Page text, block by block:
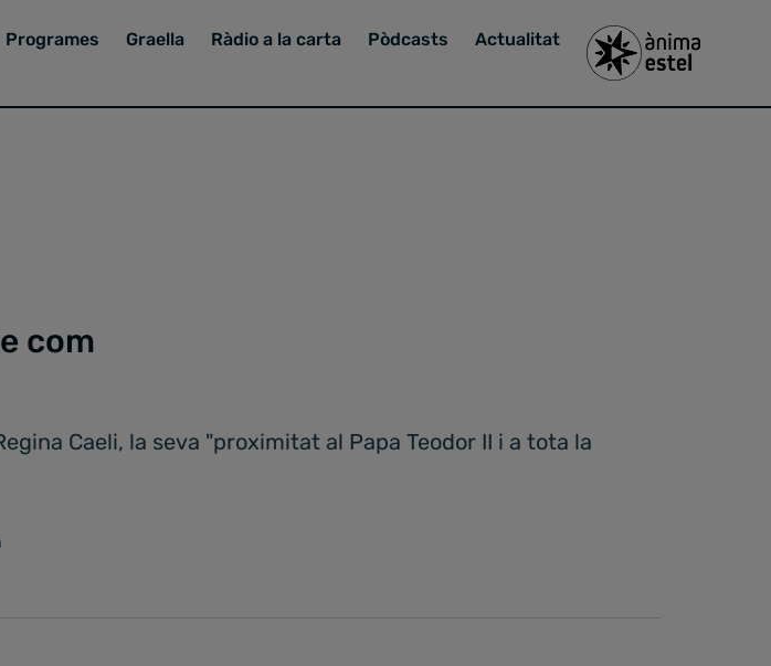
Programes Graella Ràdio a la carta Pòdcasts Actualitat
com
Caeli, la seva "proximitat al Papa Teodor II i a tota la